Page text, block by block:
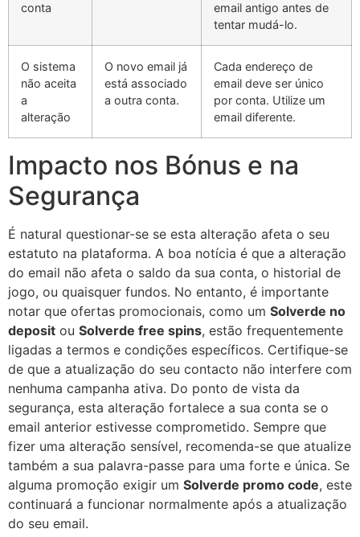
conta
email antigo antes de
tentar mudá-lo.
O sistema
não aceita
a
alteração
O novo email já
está associado
a outra conta.
Cada endereço de
email deve ser único
por conta. Utilize um
email diferente.
Impacto nos Bónus e na
Segurança
É natural questionar-se se esta alteração afeta o seu
estatuto na plataforma. A boa notícia é que a alteração
do email não afeta o saldo da sua conta, o historial de
jogo, ou quaisquer fundos. No entanto, é importante
notar que ofertas promocionais, como um Solverde no
deposit ou Solverde free spins, estão frequentemente
ligadas a termos e condições específicos. Certifique-se
de que a atualização do seu contacto não interfere com
nenhuma campanha ativa. Do ponto de vista da
segurança, esta alteração fortalece a sua conta se o
email anterior estivesse comprometido. Sempre que
fizer uma alteração sensível, recomenda-se que atualize
também a sua palavra-passe para uma forte e única. Se
alguma promoção exigir um Solverde promo code, este
continuará a funcionar normalmente após a atualização
do seu email.